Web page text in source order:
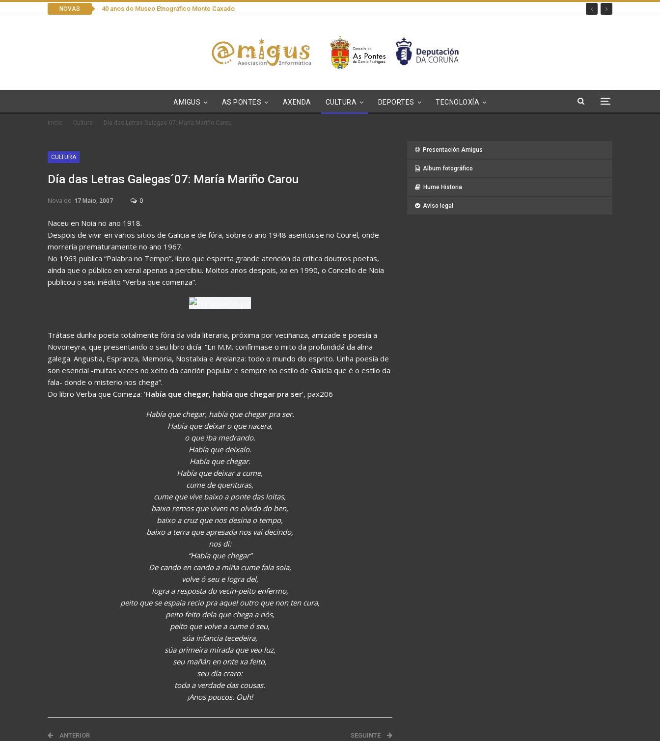
NOVAS 40 anos do Museo Etnográfico Monte Caxado
AMIGUS AS PONTES AXENDA CULTURA DEPORTES TECNOLOXÍA
Inicio Cultura Día das Letras Galegas´07: María Mariño Carou
CULTURA
Día das Letras Galegas´07: María Mariño Carou
Nova do 17 Maio, 2007 0
Naceu en Noia no ano 1918.
Despois de vivir en varios sitios de Galicia e de fóra, sobre o ano 1948 asentouse no Courel, onde
morrería prematuramente no ano 1967.
No 1963 publica “Palabra no Tempo”, libro que esperta grande atención da crítica doutros poetas,
aínda que o público en xeral apenas a percibiu. Moitos anos despois, xa en 1990, o Concello de Noia
publicou o seu inédito “Verba que comenza”.
Trátase dunha poeta totalmente fóra da vida literaria, próxima por veciñanza, amizade e poesía a
Novoneyra, que presentando o seu libro dicía: “En M.M. confírmase o mito da profundidá da alma
galega. Angustia, Espranza, Memoria, Nostalxia e Arelanza: todo o mundo do esprito. Unha poesía de
son esencial -muitas veces no xeito da canción popular e sempre no estilo de Galicia que é o estilo da
fala- donde o misterio nos chega”.
Do libro Verba que Comeza: ‘Había que chegar, había que chegar pra ser‘, pax206
Había que chegar, había que chegar pra ser.
Había que deixar o que nacera,
o que iba medrando.
Había que deixalo.
Había que chegar.
Había que deixar a cume,
cume de quenturas,
cume que vive baixo a ponte das loitas,
baixo remos que viven no olvido do ben,
baixo a cruz que nos desina o tempo,
baixo a terra que apresada nos vai decindo,
nos di:
“Había que chegar”
De cando en cando a miña cume fala soia,
volve ó seu e logra del,
logra a resposta do vecín-peito enfermo,
peito que se espaia recio pra aquel outro que non ten cura,
peito feito dela que chega a nós,
peito que volve a cume ó seu,
súa infancia tecedeira,
súa primeira mirada que veu luz,
seu mañán en onte xa feito,
seu día craro:
toda a verdade das cousas.
¡Anos poucos. Ouh!
ANTERIOR SEGUINTE
Presentación Amigus
Album fotográfico
Hume Historia
Aviso legal